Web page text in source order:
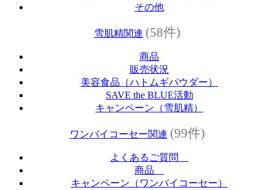
その他
雪肌精関連 (58件)
商品
販売状況
美容食品（ハトムギパウダー）
SAVE the BLUE活動
キャンペーン（雪肌精）
ワンバイコーセー関連 (99件)
よくあるご質問
商品
キャンペーン（ワンバイコーセー）